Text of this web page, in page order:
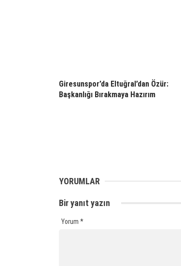
Giresunspor’da Eltuğral’dan Özür:
Başkanlığı Bırakmaya Hazırım
YORUMLAR
Bir yanıt yazın
Yorum *